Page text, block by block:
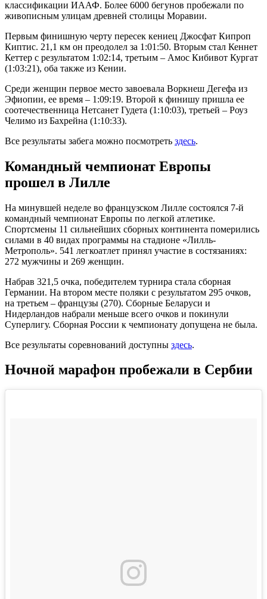
классификации ИААФ. Более 6000 бегунов пробежали по
живописным улицам древней столицы Моравии.
Первым финишную черту пересек кениец Джосфат Кипроп
Киптис. 21,1 км он преодолел за 1:01:50. Вторым стал Кеннет
Кеттер с результатом 1:02:14, третьим – Амос Кибивот Кургат
(1:03:21), оба также из Кении.
Среди женщин первое место завоевала Воркнеш Дегефа из
Эфиопии, ее время – 1:09:19. Второй к финишу пришла ее
соотечественница Нетсанет Гудета (1:10:03), третьей – Роуз
Челимо из Бахрейна (1:10:33).
Все результаты забега можно посмотреть здесь.
Командный чемпионат Европы
прошел в Лилле
На минувшей неделе во французском Лилле состоялся 7-й
командный чемпионат Европы по легкой атлетике.
Спортсмены 11 сильнейших сборных континента померились
силами в 40 видах программы на стадионе «Лилль-
Метрополь». 541 легкоатлет принял участие в состязаниях:
272 мужчины и 269 женщин.
Набрав 321,5 очка, победителем турнира стала сборная
Германии. На втором месте поляки с результатом 295 очков,
на третьем – французы (270). Сборные Беларуси и
Нидерландов набрали меньше всего очков и покинули
Суперлигу. Сборная России к чемпионату допущена не была.
Все результаты соревнований доступны здесь.
Ночной марафон пробежали в Сербии